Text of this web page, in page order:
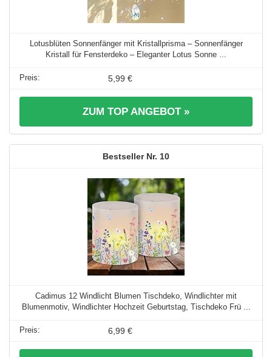
Lotusblüten Sonnenfänger mit Kristallprisma – Sonnenfänger
Kristall für Fensterdeko – Eleganter Lotus Sonne ...
5,99 €
ZUM TOP ANGEBOT »
10
Cadimus 12 Windlicht Blumen Tischdeko, Windlichter mit
Blumenmotiv, Windlichter Hochzeit Geburtstag, Tischdeko Frü ...
6,99 €